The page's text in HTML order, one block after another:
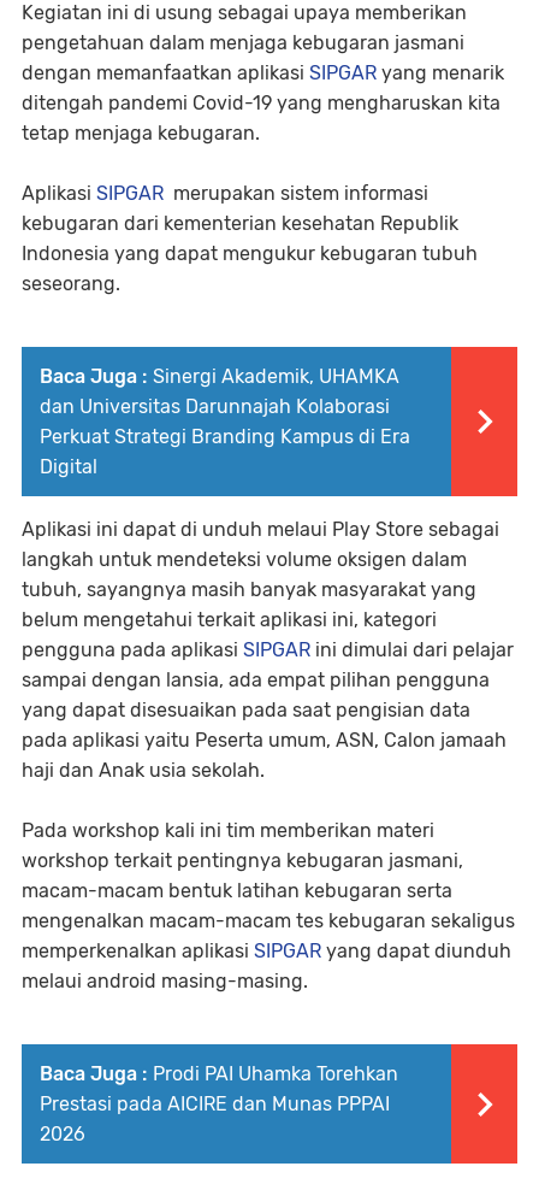
Kegiatan ini di usung sebagai upaya memberikan
pengetahuan dalam menjaga kebugaran jasmani
dengan memanfaatkan aplikasi SIPGAR yang menarik
ditengah pandemi Covid-19 yang mengharuskan kita
tetap menjaga kebugaran.
Aplikasi SIPGAR merupakan sistem informasi
kebugaran dari kementerian kesehatan Republik
Indonesia yang dapat mengukur kebugaran tubuh
seseorang.
Baca Juga : Sinergi Akademik, UHAMKA
dan Universitas Darunnajah Kolaborasi
Perkuat Strategi Branding Kampus di Era
Digital
Aplikasi ini dapat di unduh melaui Play Store sebagai
langkah untuk mendeteksi volume oksigen dalam
tubuh, sayangnya masih banyak masyarakat yang
belum mengetahui terkait aplikasi ini, kategori
pengguna pada aplikasi SIPGAR ini dimulai dari pelajar
sampai dengan lansia, ada empat pilihan pengguna
yang dapat disesuaikan pada saat pengisian data
pada aplikasi yaitu Peserta umum, ASN, Calon jamaah
haji dan Anak usia sekolah.
Pada workshop kali ini tim memberikan materi
workshop terkait pentingnya kebugaran jasmani,
macam-macam bentuk latihan kebugaran serta
mengenalkan macam-macam tes kebugaran sekaligus
memperkenalkan aplikasi SIPGAR yang dapat diunduh
melaui android masing-masing.
Baca Juga : Prodi PAI Uhamka Torehkan
Prestasi pada AICIRE dan Munas PPPAI
2026